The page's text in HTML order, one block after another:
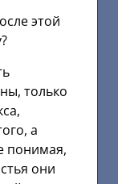
этой
только
а
понимая,
они